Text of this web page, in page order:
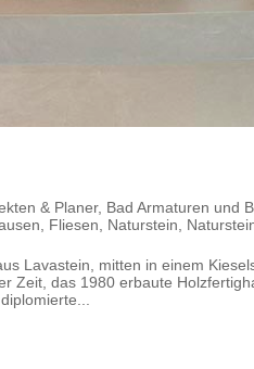
& Planer, Bad Armaturen und
Fliesen Naturstein
Lavastein, mitten in einem
Zeit, das 1980 erbaute